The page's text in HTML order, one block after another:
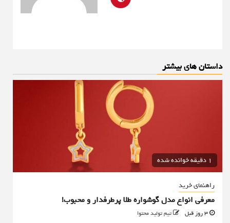
داستان های بیشتر
1 دقیقه خوانده شده
راهنمای خرید
معرفی انواع مدل گوشواره طلا پرطرفدار و محبوب!
تیم تولید محتوا